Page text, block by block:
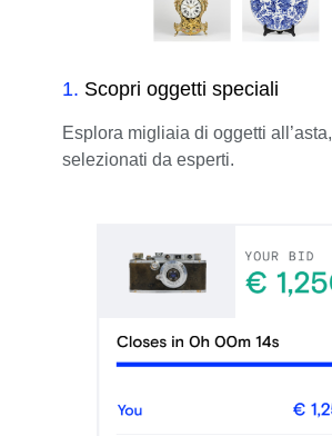
1. Scopri oggetti speciali
Esplora migliaia di oggetti all’asta,
selezionati da esperti.